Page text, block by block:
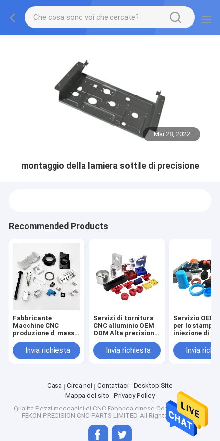
Mar 28, 2022
montaggio della lamiera sottile di precisione
Recommended Products
Fabbricante
Macchine CNC
produzione di massa
Allegato di alluminio
Parti lavorate Nero
Anodizzato Servizio
Invia richiesta
Servizi di tornitura
CNC alluminio OEM
ODM Alta precisione
Prezzo basso Parti
di tornitura e
fresatura CNC
Invia richiesta
Servizio OEM/
per lo
iniezione di
plastiche ABS
Invia
Casa Circa noi Contattaci
Desktop Site
Mappa del sito
Privacy Policy
Qualità Pezzi meccanici di CNC Fabbrica cinese.Copyright © 2026
FEKON PRECISION CNC PARTS LIMITED. All Rights Reserved.